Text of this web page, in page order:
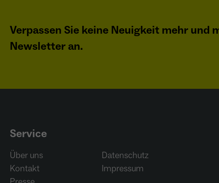
Verpassen Sie keine Neuigkeit mehr und
Newsletter an.
Service
Über uns
Kontakt
Datenschutz
Impressum